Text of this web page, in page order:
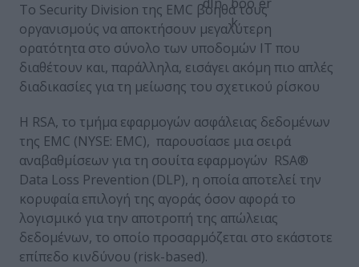
Το Security Division της EMC βοηθά τους
οργανισμούς να αποκτήσουν μεγαλύτερη
ορατότητα στο σύνολο των υποδομών ΙΤ που
διαθέτουν και, παράλληλα, εισάγει ακόμη πιο απλές
διαδικασίες για τη μείωσης του σχετικού ρίσκου
Η RSA, το τμήμα εφαρμογών ασφάλειας δεδομένων
της EMC (NYSE: EMC), παρουσίασε μια σειρά
αναβαθμίσεων για τη σουίτα εφαρμογών RSA®
Data Loss Prevention (DLP), η οποία αποτελεί την
κορυφαία επιλογή της αγοράς όσον αφορά το
λογισμικό για την αποτροπή της απώλειας
δεδομένων, το οποίο προσαρμόζεται στο εκάστοτε
επίπεδο κινδύνου (risk-based).